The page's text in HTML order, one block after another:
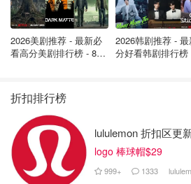
2026美剧推荐 - 最新必
看高分美剧排行榜 - 8月
2026韩剧推荐 -
分好看韩剧排行榜
折扣排行榜
lululemon 折扣区更
logo 棒球帽$29
999+ 1333